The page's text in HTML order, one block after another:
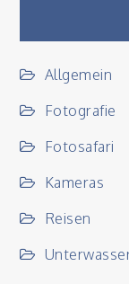
Allgemein
Fotografie
Fotosafari
Kameras
Reisen